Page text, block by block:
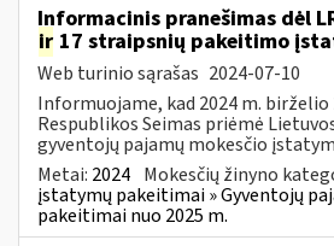
Informacinis pranešimas dėl
ir 17 straipsnių pakeitimo
Web turinio sąrašas 2024-07-10
Informuojame, kad 2024 m. birželio
Respublikos Seimas priėmė
gyventojų pajamų mokesčio
Metai: 2024 Mokesčių žinyno
įstatymų pakeitimai » Gyventojų
pakeitimai nuo 2025 m.